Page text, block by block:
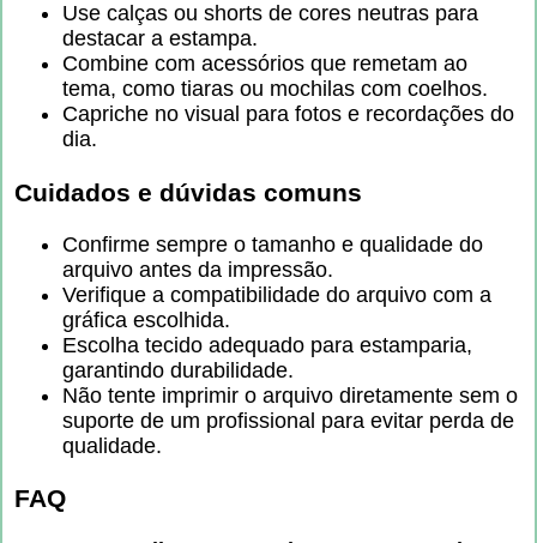
Use calças ou shorts de cores neutras para
destacar a estampa.
Combine com acessórios que remetam ao
tema, como tiaras ou mochilas com coelhos.
Capriche no visual para fotos e recordações do
dia.
Cuidados e dúvidas comuns
Confirme sempre o tamanho e qualidade do
arquivo antes da impressão.
Verifique a compatibilidade do arquivo com a
gráfica escolhida.
Escolha tecido adequado para estamparia,
garantindo durabilidade.
Não tente imprimir o arquivo diretamente sem o
suporte de um profissional para evitar perda de
qualidade.
FAQ